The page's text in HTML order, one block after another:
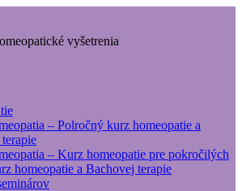
vyšetrenia
– Polročný kurz homeopatie a
– Kurz homeopatie pre pokročilých
homeopatie a Bachovej terapie